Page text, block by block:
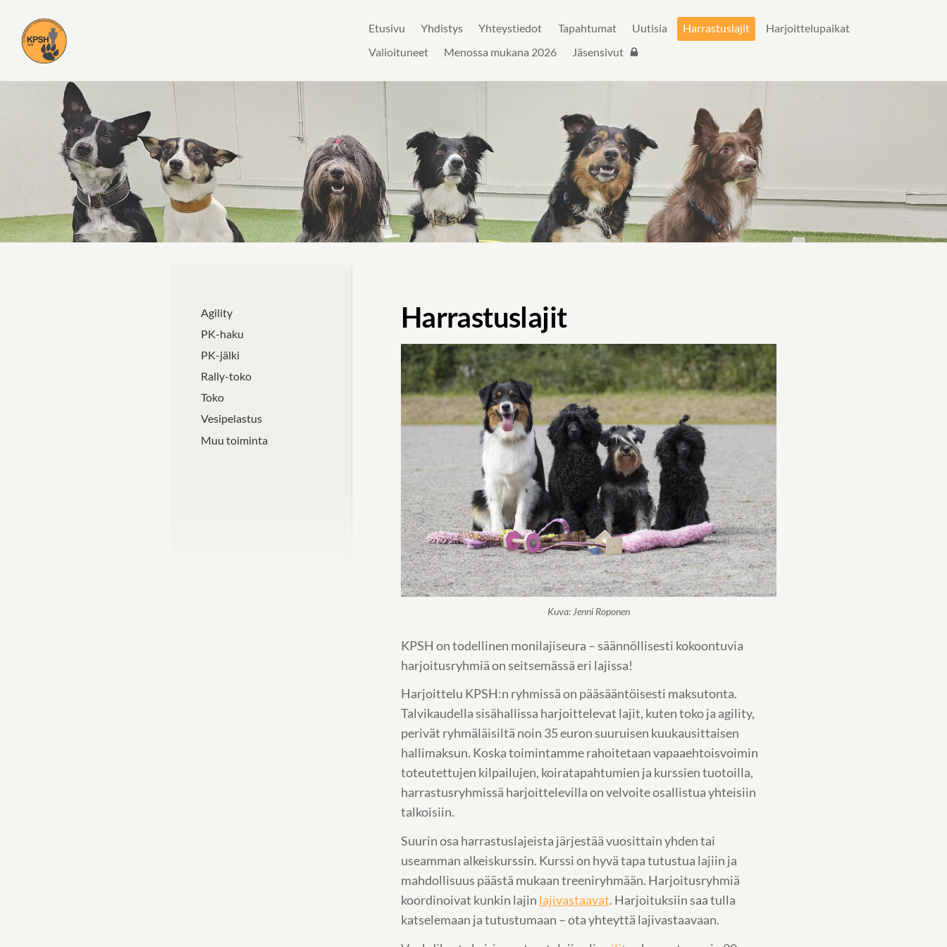
Siirry
sivun
sisältöön
Kuopion palvelus- ja seurakoiraharrastajat ry
Etusivu Yhdistys Yhteystiedot Tapahtumat Uutisia Harrastuslajit
Harjoittelupaikat
Valioituneet
Menossa mukana 2026 Jäsensivut
Agility
PK-haku
PK-jälki
Rally-toko
Toko
Vesipelastus
Muu toiminta
Harrastuslajit
Kuva: Jenni Roponen
KPSH on todellinen monilajiseura – säännöllisesti kokoontuvia
harjoitusryhmiä on seitsemässä eri lajissa!
Harjoittelu KPSH:n ryhmissä on pääsääntöisesti maksutonta.
Talvikaudella sisähallissa harjoittelevat lajit, kuten toko ja agility,
perivät ryhmäläisiltä noin 35 euron suuruisen kuukausittaisen
hallimaksun. Koska toimintamme rahoitetaan vapaaehtoisvoimin
toteutettujen kilpailujen, koiratapahtumien ja kurssien tuotoilla,
harrastusryhmissä harjoittelevilla on velvoite osallistua yhteisiin
talkoisiin.
Suurin osa harrastuslajeista järjestää vuosittain yhden tai
useamman alkeiskurssin. Kurssi on hyvä tapa tutustua lajiin ja
mahdollisuus päästä mukaan treeniryhmään. Harjoitusryhmiä
koordinoivat kunkin lajin lajivastaavat. Harjoituksiin saa tulla
katselemaan ja tutustumaan – ota yhteyttä lajivastaavaan.